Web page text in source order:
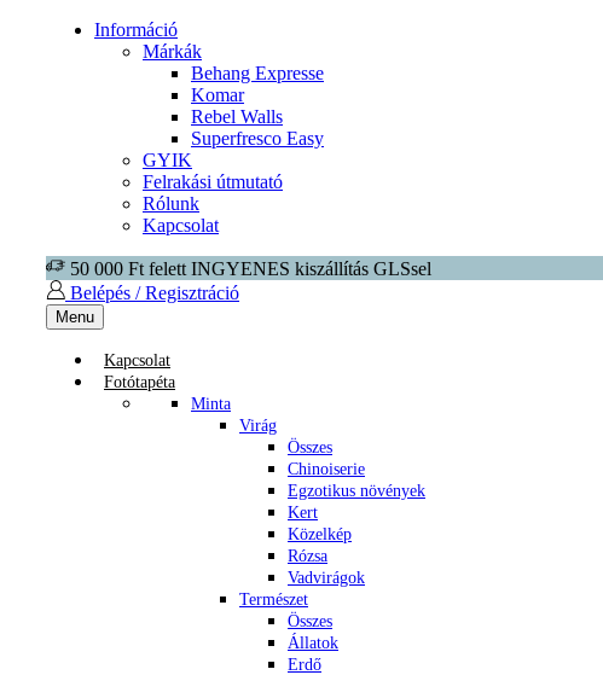
Információ
Márkák
Behang Expresse
Komar
Rebel Walls
Superfresco Easy
GYIK
Felrakási útmutató
Rólunk
Kapcsolat
50 000 Ft felett INGYENES kiszállítás GLSsel
Belépés / Regisztráció
Menu
Kapcsolat
Fotótapéta
Minta
Virág
Összes
Chinoiserie
Egzotikus növények
Kert
Közelkép
Rózsa
Vadvirágok
Természet
Összes
Állatok
Erdő